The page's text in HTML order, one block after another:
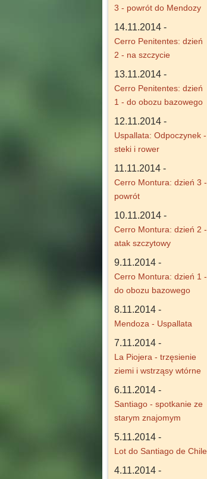
3 - powrót do Mendozy
14.11.2014 -
Cerro Penitentes: dzień
2 - na szczycie
13.11.2014 -
Cerro Penitentes: dzień
1 - do obozu bazowego
12.11.2014 -
Uspallata: Odpoczynek -
steki i rower
11.11.2014 -
Cerro Montura: dzień 3 -
powrót
10.11.2014 -
Cerro Montura: dzień 2 -
atak szczytowy
9.11.2014 -
Cerro Montura: dzień 1 -
do obozu bazowego
8.11.2014 -
Mendoza - Uspallata
7.11.2014 -
La Piojera - trzęsienie
ziemi i wstrząsy wtórne
6.11.2014 -
Santiago - spotkanie ze
starym znajomym
5.11.2014 -
Lot do Santiago de Chile
4.11.2014 -